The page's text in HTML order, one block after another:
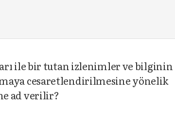
ile bir tutan izlenimler ve bilginin
cesaretlendirilmesine yönelik
ad verilir?